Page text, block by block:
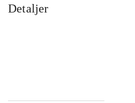
Detaljer